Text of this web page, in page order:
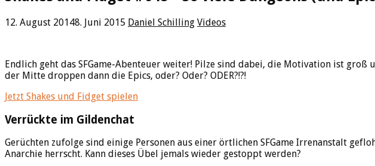
12. August 20148. Juni 2015 Daniel Schilling Videos
Endlich geht das SFGame-Abenteuer weiter! Pilze sind dabei, die Motivation ist
der Mitte droppen dann die Epics, oder? Oder? ODER?!?!
Jetzt Shakes und Fidget spielen
Verrückte im Gildenchat
Gerüchten zufolge sind einige Personen aus einer örtlichen SFGame Irrenanstalt
Anarchie herrscht. Kann dieses Übel jemals wieder gestoppt werden?